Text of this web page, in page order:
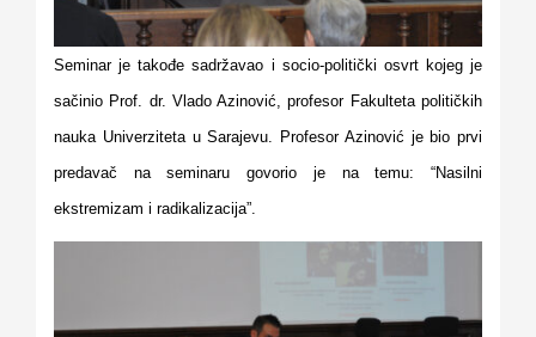
Seminar je takođe sadržavao i socio-politički osvrt kojeg je
sačinio Prof. dr. Vlado Azinović, profesor Fakulteta političkih
nauka Univerziteta u Sarajevu. Profesor Azinović je bio prvi
predavač na seminaru govorio je na temu: “Nasilni
ekstremizam i radikalizacija”.